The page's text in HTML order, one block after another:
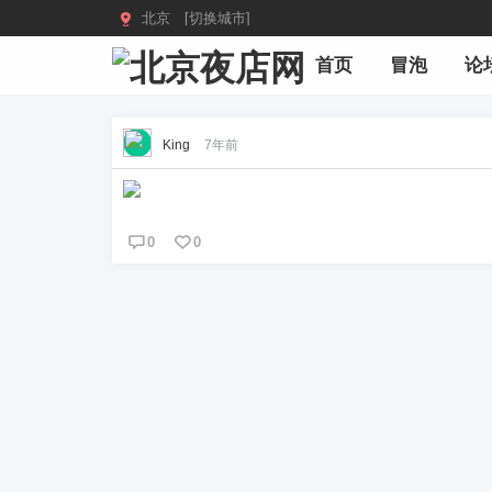
 北京 [切换城市]
首页 冒泡 论
King 7年前
0 0